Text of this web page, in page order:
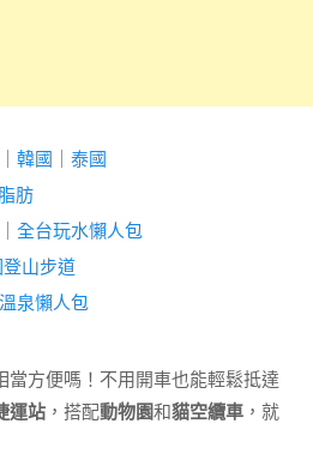
韓國
泰國
肪
全台玩水懶人包
山步道
泉懶人包
當方便嗎！不用開車也能輕鬆抵達
運站 ，搭配動物園和貓空纜車 ，就